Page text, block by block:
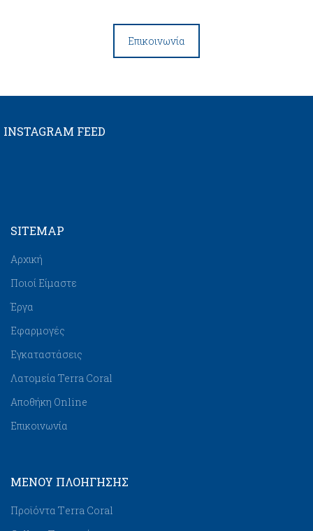
Επικοινωνία
INSTAGRAM FEED
SITEMAP
Αρχική
Ποιοί Είμαστε
Έργα
Εφαρμογές
Εγκαταστάσεις
Λατομεία Terra Coral
Αποθήκη Online
Επικοινωνία
ΜΕΝΟΥ ΠΛΟΉΓΗΣΗΣ
Προϊόντα Τerra Coral